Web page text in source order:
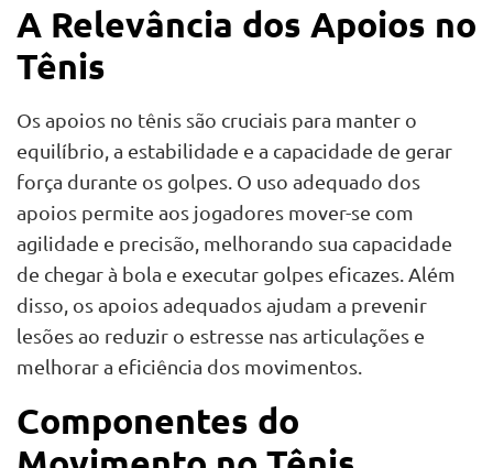
A Relevância dos Apoios no
Tênis
Os apoios no tênis são cruciais para manter o
equilíbrio, a estabilidade e a capacidade de gerar
força durante os golpes. O uso adequado dos
apoios permite aos jogadores mover-se com
agilidade e precisão, melhorando sua capacidade
de chegar à bola e executar golpes eficazes. Além
disso, os apoios adequados ajudam a prevenir
lesões ao reduzir o estresse nas articulações e
melhorar a eficiência dos movimentos.
Componentes do